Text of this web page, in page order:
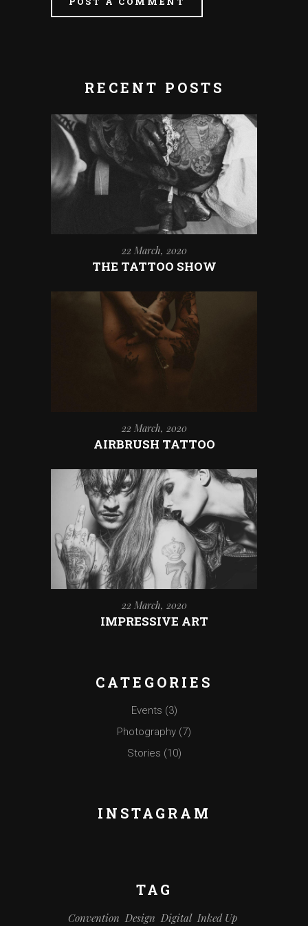
RECENT POSTS
22 March, 2020
THE TATTOO SHOW
22 March, 2020
AIRBRUSH TATTOO
22 March, 2020
IMPRESSIVE ART
CATEGORIES
Events (3)
Photography (7)
Stories (10)
INSTAGRAM
TAG
Convention Design Digital Inked Up